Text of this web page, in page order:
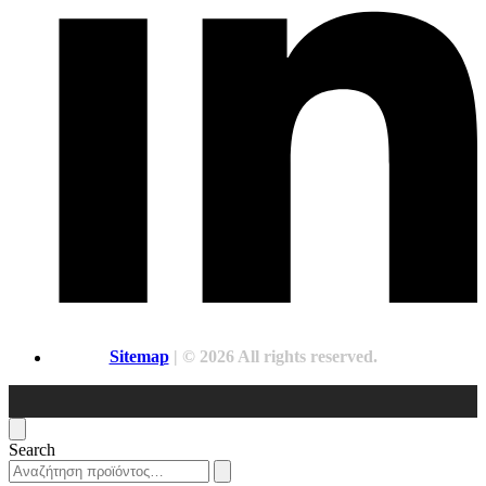
Sitemap| © 2026 All rights reserved.
Search
Search